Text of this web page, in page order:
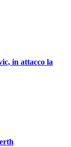
in attacco la